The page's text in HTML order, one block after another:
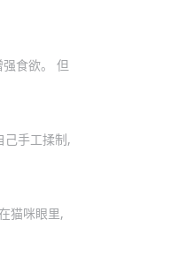
食欲。 但
己手工揉制,
猫咪眼里,